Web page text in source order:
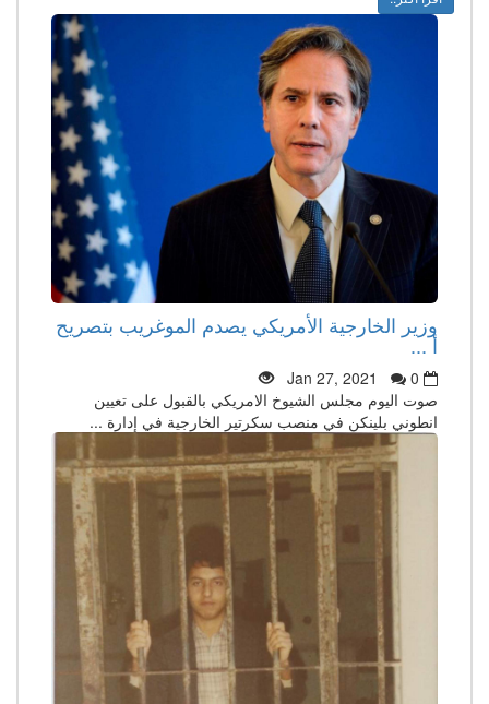
وزير الخارجية الأمريكي يصدم الموغريب بتصريح
أ ...
Jan 27, 2021
0
صوت اليوم مجلس الشيوخ الامريكي بالقبول على تعيين
انطوني بلينكن في منصب سكرتير الخارجية في إدارة ...